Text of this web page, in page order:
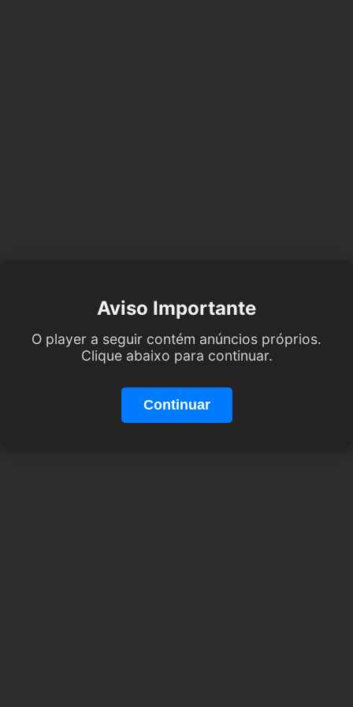
Aviso Importante
O player a seguir contém anúncios próprios.
Clique abaixo para continuar.
Continuar